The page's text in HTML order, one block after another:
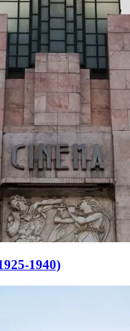
1940)